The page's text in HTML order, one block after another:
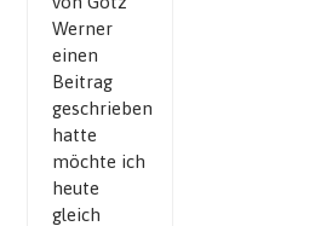
Werner
einen
Beitrag
geschrieben
hatte
möchte ich
heute
gleich